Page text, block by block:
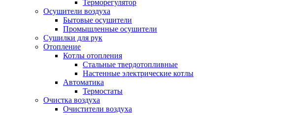
Терморегулятор
Осушители воздуха
Бытовые осушители
Промышленные осушители
Сушилки для рук
Отопление
Котлы отопления
Стальные твердотопливные
Настенные электрические котлы
Автоматика
Термостаты
Очистка воздуха
Очистители воздуха